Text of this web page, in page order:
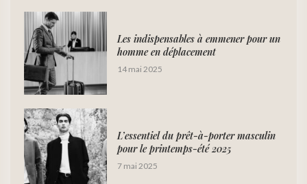
Les indispensables à emmener pour un
homme en déplacement
14 mai 2025
L’essentiel du prêt-à-porter masculin
pour le printemps-été 2025
7 mai 2025